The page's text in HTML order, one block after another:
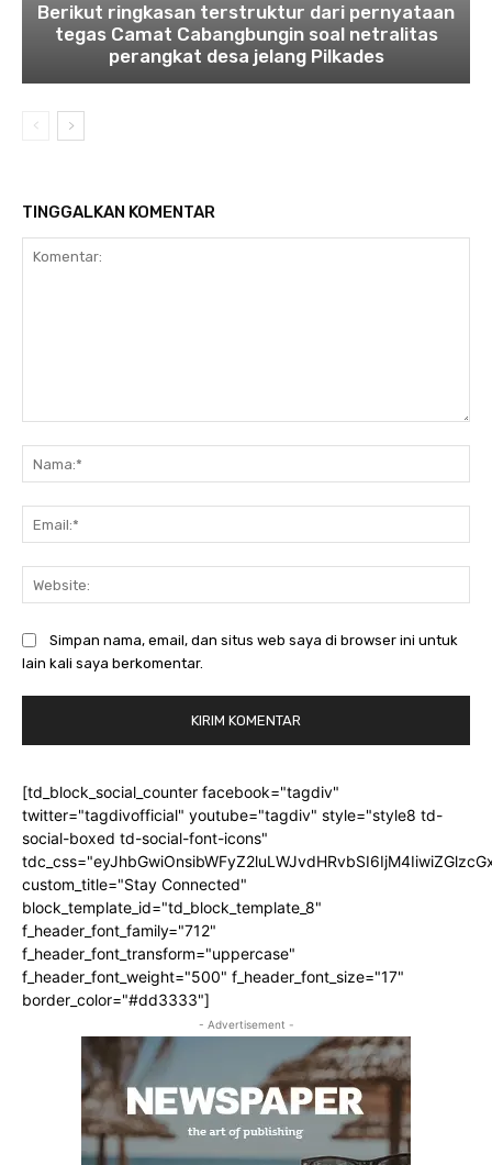
Berikut ringkasan terstruktur dari pernyataan
tegas Camat Cabangbungin soal netralitas
perangkat desa jelang Pilkades
TINGGALKAN KOMENTAR
Simpan nama, email, dan situs web saya di browser ini untuk
lain kali saya berkomentar.
[td_block_social_counter facebook="tagdiv"
twitter="tagdivofficial" youtube="tagdiv" style="style8 td-
social-boxed td-social-font-icons"
custom_title="Stay Connected"
block_template_id="td_block_template_8"
f_header_font_family="712"
f_header_font_transform="uppercase"
f_header_font_weight="500" f_header_font_size="17"
border_color="#dd3333"]
- Advertisement -